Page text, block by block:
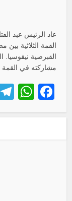
عاد الرئيس عبد
القمة الثلاثية
القبرصية نيقوسيا.
مشاركته في القمة